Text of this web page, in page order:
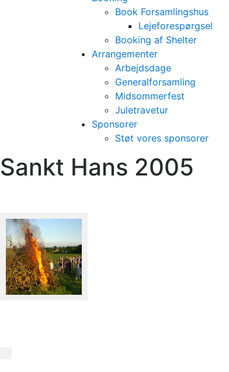
Book Forsamlingshus
Lejeforespørgsel
Booking af Shelter
Arrangementer
Arbejdsdage
Generalforsamling
Midsommerfest
Juletravetur
Sponsorer
Støt vores sponsorer
Sankt Hans 2005